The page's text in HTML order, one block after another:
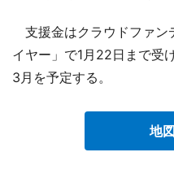
支援金はクラウドファン
イヤー」で1月22日まで受
3月を予定する。
地